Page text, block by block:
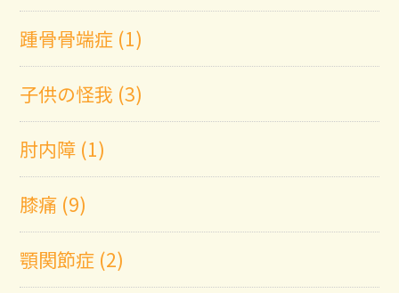
踵骨骨端症 (1)
子供の怪我 (3)
肘内障 (1)
膝痛 (9)
顎関節症 (2)